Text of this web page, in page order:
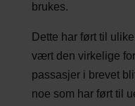
brukes.
Dette har ført til
vært den virkelige
passasjer i brevet
noe som har ført til